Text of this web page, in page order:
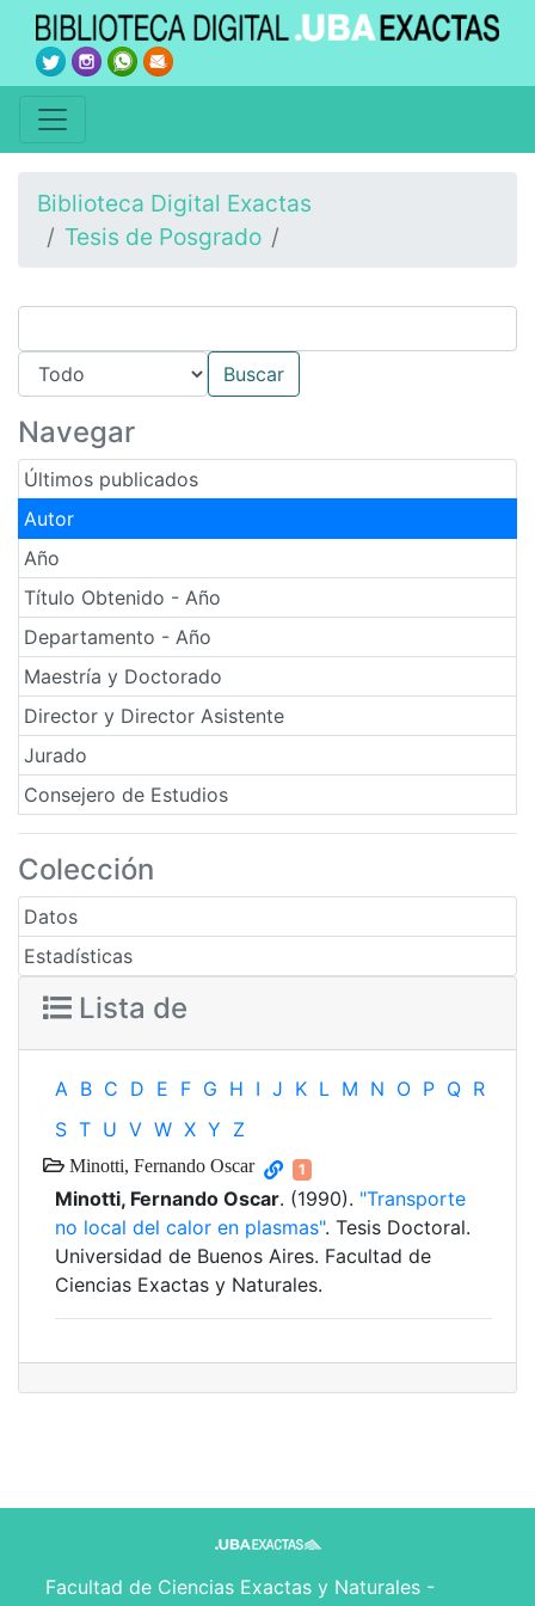
Biblioteca Digital Exactas
Tesis de Posgrado
Navegar
Últimos publicados
Autor
Año
Título Obtenido - Año
Departamento - Año
Maestría y Doctorado
Director y Director Asistente
Jurado
Consejero de Estudios
Colección
Datos
Estadísticas
Lista de
A B C D E F G H I J K L M N O P Q R
S T U V W X Y Z
Minotti, Fernando Oscar 1
Minotti, Fernando Oscar. (1990). "Transporte
no local del calor en plasmas". Tesis Doctoral.
Universidad de Buenos Aires. Facultad de
Ciencias Exactas y Naturales.
Facultad de Ciencias Exactas y Naturales -